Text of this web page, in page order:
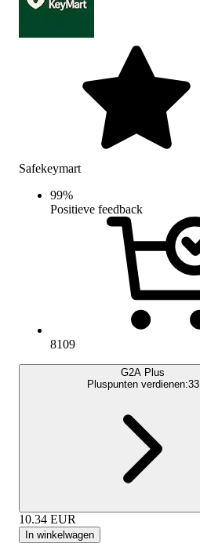
Safekeymart
99%
Positieve feedback
8109
G2A Plus
Pluspunten verdienen:33
10.34 EUR
In winkelwagen